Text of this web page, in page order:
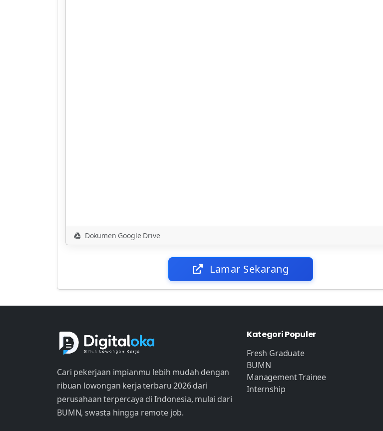
Dokumen Google Drive
Lamar Sekarang
Cari pekerjaan impianmu lebih mudah dengan
ribuan lowongan kerja terbaru 2026 dari
perusahaan terpercaya di Indonesia, mulai dari
BUMN, swasta hingga remote job.
Kategori Populer
Fresh Graduate
BUMN
Management Trainee
Internship